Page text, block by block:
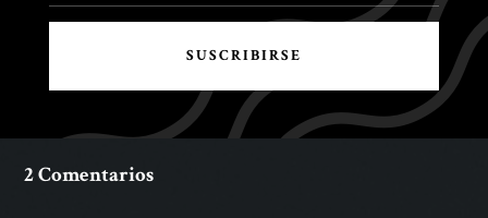
SUSCRIBIRSE
2 Comentarios